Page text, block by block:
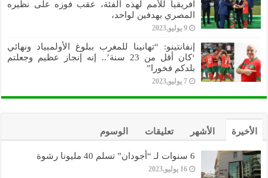
افريقيا للأمم لهذه الفئة، عقب فوزه على نظيره
المصري بهدفين لواحد،
9 يوليو,2023
إنفانتينو: “تهانينا للمغرب ببلوغ الأولمبياد ونهائي
‘كان أقل من 23 سنة’.. إنه إنجاز عظيم وجعلتم
بلدكم فخورا”
7 يوليو,2023
الأخيرة الأشهر تعليقات الوسوم
6 سنوات لـ “أجودان” تسلم 40 مليونا رشوة
16 يوليو,2023